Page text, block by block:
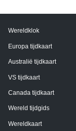
Wereldklok
Europa tijdkaart
Australië tijdkaart
VS tijdkaart
Canada tijdkaart
Wereld tijdgids
Wereldkaart